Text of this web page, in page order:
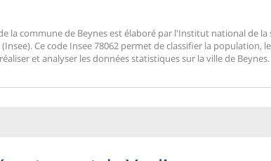
la commune de Beynes est élaboré par l'Institut national de
Ce code Insee 78062 permet de classifier la population,
et analyser les données statistiques sur la ville de Beynes.